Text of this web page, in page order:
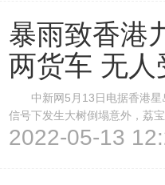
暴雨致香港
两货车 无人
中新网5月13日电据香港星
信号下发生大树倒塌意外，荔
幸无人受伤。 香港警方清晨
2022-05-13